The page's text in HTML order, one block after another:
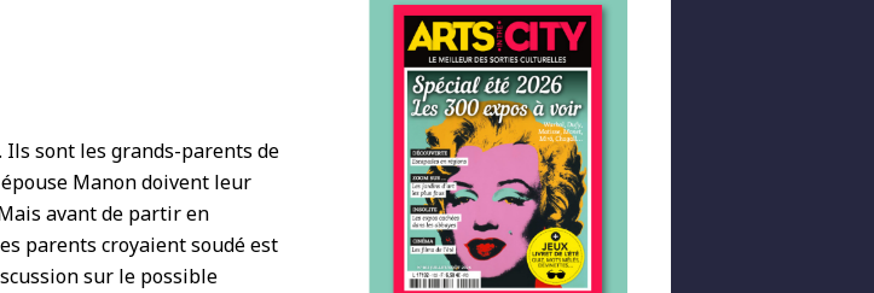
sont les grands-parents de
Manon doivent leur
avant de partir en
parents croyaient soudé est
sur le possible